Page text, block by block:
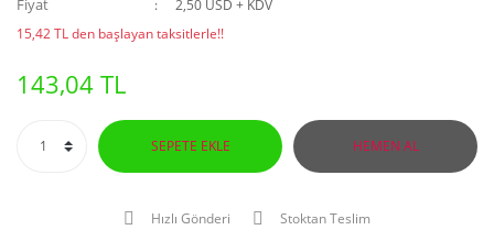
Fiyat
2,50 USD + KDV
15,42 TL den başlayan taksitlerle!!
143,04 TL
SEPETE EKLE HEMEN AL
Hızlı Gönderi Stoktan Teslim